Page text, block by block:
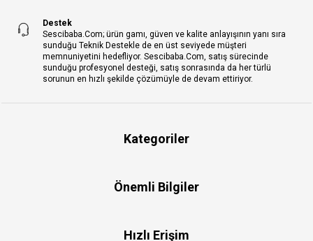
Destek
Sescibaba.Com; ürün gamı, güven ve kalite anlayışının yanı sıra
sunduğu Teknik Destekle de en üst seviyede müşteri
memnuniyetini hedefliyor. Sescibaba.Com, satış sürecinde
sunduğu profesyonel desteği, satış sonrasında da her türlü
sorunun en hızlı şekilde çözümüyle de devam ettiriyor.
Kategoriler
Önemli Bilgiler
Hızlı Erişim